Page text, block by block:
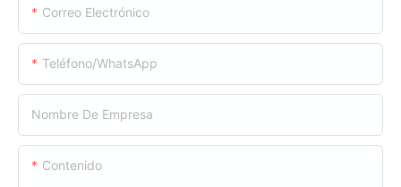
Correo Electrónico
Teléfono/WhatsApp
Nombre De Empresa
Contenido